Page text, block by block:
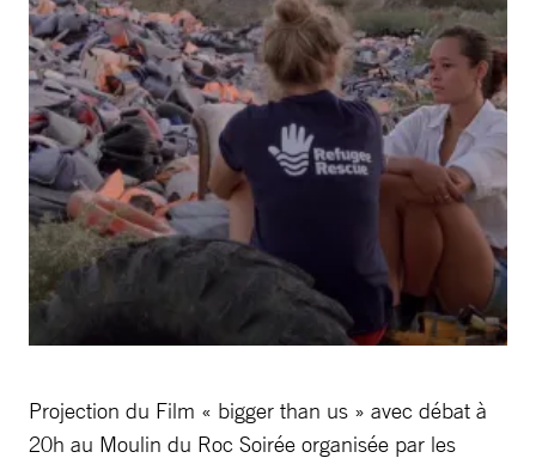
Projection du Film « bigger than us » avec débat à
20h au Moulin du Roc Soirée organisée par les